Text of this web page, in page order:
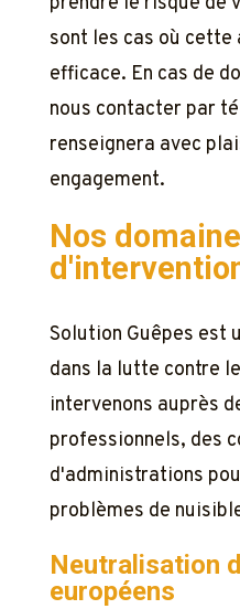
sont les cas où cette
efficace. En cas de
nous contacter par
renseignera avec
engagement.
Nos
Solution Guêpes est
dans la lutte contre
intervenons auprès
professionnels, des
d'administrations
problèmes de
Neutralisation
européens